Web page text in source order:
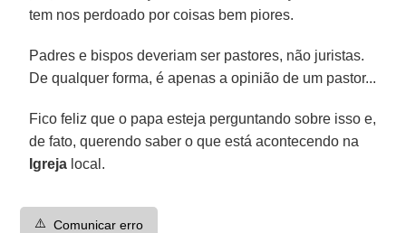
tem nos perdoado por coisas bem piores.
Padres e bispos deveriam ser pastores, não juristas.
De qualquer forma, é apenas a opinião de um pastor...
Fico feliz que o papa esteja perguntando sobre isso e,
de fato, querendo saber o que está acontecendo na
Igreja local.
⚠️ Comunicar erro